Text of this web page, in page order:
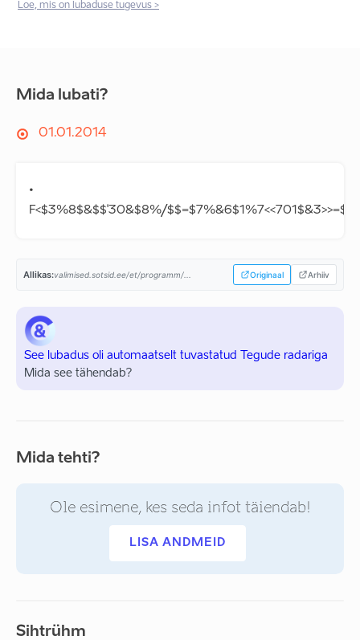
Loe, mis on lubaduse tugevus >
Mida lubati?
01.01.2014
•
F<$3%8$&$$'30&$8%/
Allikas:valimised.sotsid.ee/et/programm/... Originaal Arhiiv
See lubadus oli automaatselt tuvastatud Tegude radariga
Mida see tähendab?
Mida tehti?
Ole esimene, kes seda infot täiendab!
LISA ANDMEID
Sihtrühm